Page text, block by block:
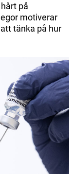
på
motiverar
tänka på hur